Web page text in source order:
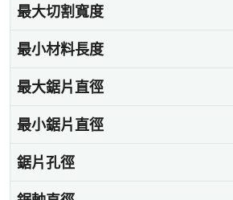
最大切割寬度
最小材料長度
最大鋸片直徑
最小鋸片直徑
鋸片孔徑